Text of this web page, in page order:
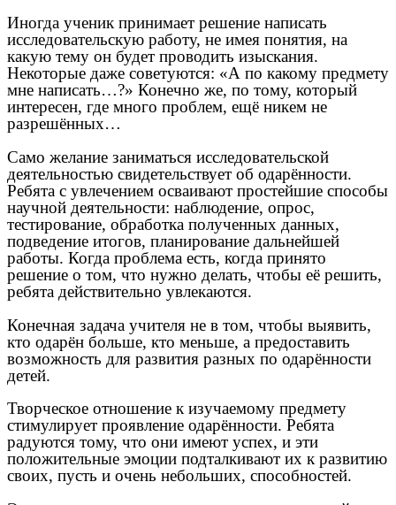
Иногда ученик принимает решение написать
исследовательскую работу, не имея понятия, на
какую тему он будет проводить изыскания.
Некоторые даже советуются: «А по какому предмету
мне написать…?» Конечно же, по тому, который
интересен, где много проблем, ещё никем не
разрешённых…
Само желание заниматься исследовательской
деятельностью свидетельствует об одарённости.
Ребята с увлечением осваивают простейшие способы
научной деятельности: наблюдение, опрос,
тестирование, обработка полученных данных,
подведение итогов, планирование дальнейшей
работы. Когда проблема есть, когда принято
решение о том, что нужно делать, чтобы её решить,
ребята действительно увлекаются.
Конечная задача учителя не в том, чтобы выявить,
кто одарён больше, кто меньше, а предоставить
возможность для развития разных по одарённости
детей.
Творческое отношение к изучаемому предмету
стимулирует проявление одарённости. Ребята
радуются тому, что они имеют успех, и эти
положительные эмоции подталкивают их к развитию
своих, пусть и очень небольших, способностей.